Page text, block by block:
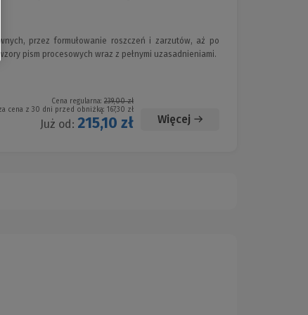
przez formułowanie roszczeń i zarzutów, aż po
pism procesowych wraz z pełnymi uzasadnieniami.
Cena regularna: 239,00 zł
cena z 30 dni przed obniżką: 167,30 zł
Już od: 215,10 zł Więcej